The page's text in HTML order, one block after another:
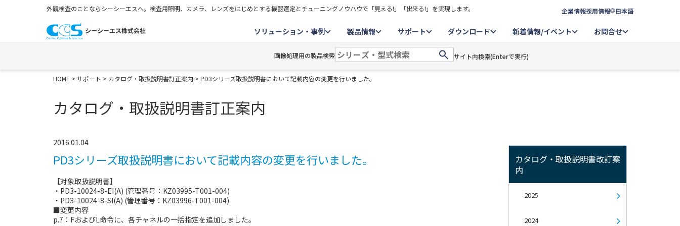
外観検査のことならシーシーエスへ。検査用照明、カメラ、レンズをはじめとする機器選定とチューニングノウハウで「見える!」「出来る!」を実現します。 企業情報採用情報 日本語
ソリューション・事例 製品情報 サポート ダウンロード 新着情報/イベント お問合せ
画像処理用の製品検索 サイト内検索(Enterで実行)
HOME > サポート > カタログ・取扱説明書訂正案内 > PD3シリーズ取扱説明書において記載内容の変更を行いました。
カタログ・取扱説明書訂正案内
2016.01.04
PD3シリーズ取扱説明書において記載内容の変更を行いました。
【対象取扱説明書】
・PD3-10024-8-EI(A) (管理番号：KZ03995-T001-004)
・PD3-10024-8-SI(A) (管理番号：KZ03996-T001-004)
■変更内容
p.7：FおよびL命令に、各チャネルの一括指定を追加しました。
カタログ・取扱説明書改訂案
内
2025
2024